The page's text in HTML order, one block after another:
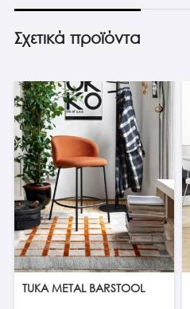
Σχετικά προϊόντα
TUKA METAL BARSTOOL